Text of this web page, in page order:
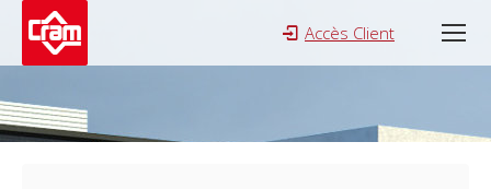
Accès Client
Search: